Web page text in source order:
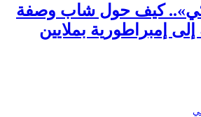
كيف حول شاب وصفة
إمبراطورية بملايين